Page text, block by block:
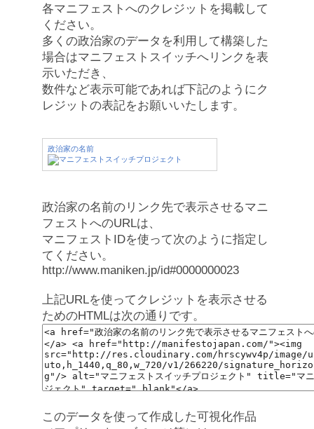
各マニフェストへのクレジットを掲載して
ください。
多くの政治家のデータを利用して構築した
場合はマニフェストスイッチへリンクを表
示いただき、
数件など表示可能であれば下記のようにク
レジットの表記をお願いいたします。
政治家の名前
政治家の名前のリンク先で表示させるマニ
フェストへのURLは、
マニフェストIDを使って次のように指定し
てください。
http://www.maniken.jp/id#0000000023
上記URLを使ってクレジットを表示させる
ためのHTMLは次の通りです。
このデータを使って作成した可視化作品